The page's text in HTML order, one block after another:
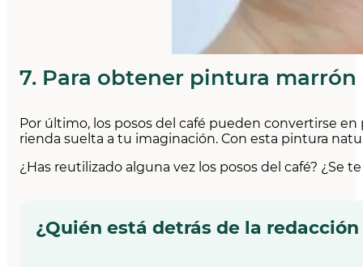
7. Para obtener pintura marrón
Por último, los posos del café pueden convertirse
rienda suelta a tu imaginación. Con esta pintura
¿Has reutilizado alguna vez los posos del café? ¿Se
¿Quién está detrás de la